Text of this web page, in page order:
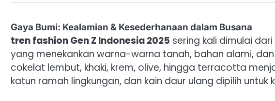
Gaya Bumi: Kealamian & Kesederhanaan dalam Busana
tren fashion Gen Z Indonesia 2025 sering kali dimulai dari
yang menekankan warna-warna tanah, bahan alami,
cokelat lembut, khaki, krem, olive, hingga terracotta
katun ramah lingkungan, dan kain daur ulang dipilih untuk